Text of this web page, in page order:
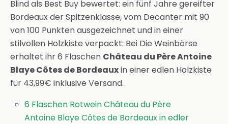
Blind als Best Buy bewertet: ein fünf Jahre gereifter
Bordeaux der Spitzenklasse, vom Decanter mit 90
von 100 Punkten ausgezeichnet und in einer
stilvollen Holzkiste verpackt: Bei Die Weinbörse
erhaltet ihr 6 Flaschen Château du Père Antoine
Blaye Côtes de Bordeauxin einer edlen Holzkiste
für 43,99€ inklusive Versand.
6 Flaschen Rotwein Château du Père
Antoine Blaye Côtes de Bordeaux in edler